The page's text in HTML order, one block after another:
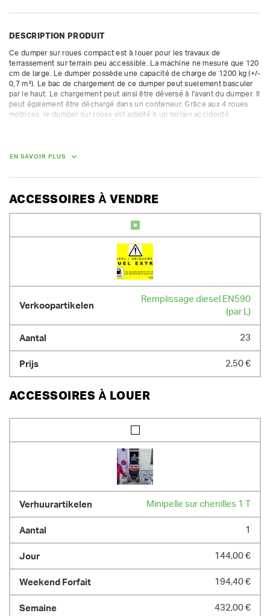
DESCRIPTION PRODUIT
Ce dumper sur roues compact est à louer pour les travaux de
terrassement sur terrain peu accessible. La machine ne mesure que 120
cm de large. Le dumper possède une capacité de charge de 1200 kg (+/-
0,7 m³). Le bac de chargement de ce dumper peut suelement basculer
par le haut. Le chargement peut ainsi être déversé à l'avant du dumper. Il
peut également être déchargé dans un conteneur. Grâce aux 4 roues
motrices, le dumper sur roues est adapté à un terrain accidenté.
- basculement par le haut
- max 8 heures au compteur par jour / 10.8 heures par week-end ; heures
DIMENSIONS (L X L X H) :
EN SAVOIR PLUS
ACCESSOIRES À VENDRE
Remplissage diesel EN590
(par L)
23
2,50 €
ACCESSOIRES À LOUER
Minipelle sur chenilles 1 T
1
144,00 €
194,40 €
432,00 €